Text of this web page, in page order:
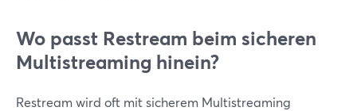
Wo passt Restream beim sicheren
Multistreaming hinein?
Restream wird oft mit sicherem Multistreaming